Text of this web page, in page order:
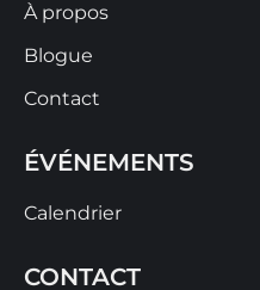
À propos
Blogue
Contact
ÉVÉNEMENTS
Calendrier
CONTACT